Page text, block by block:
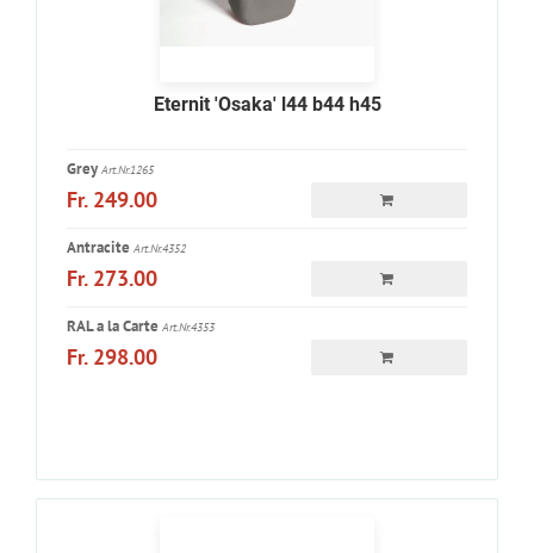
Eternit 'Osaka' l44 b44 h45
Grey Art.Nr.1265
Fr. 249.00
Antracite Art.Nr.4352
Fr. 273.00
RAL a la Carte Art.Nr.4353
Fr. 298.00